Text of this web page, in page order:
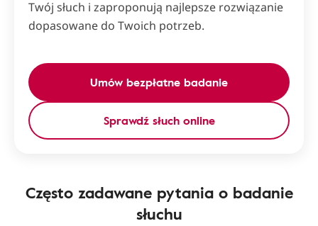
Twój słuch i zaproponują najlepsze rozwiązanie
dopasowane do Twoich potrzeb.
Umów bezpłatne badanie
Sprawdź słuch online
Często zadawane pytania o badanie
słuchu